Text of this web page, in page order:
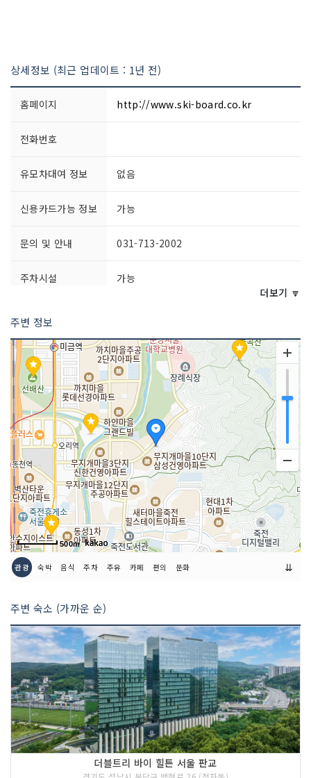
상세정보 (최근 업데이트 : 1년 전)
홈페이지 http://www.ski-board.co.kr
전화번호
유모차대여 정보 없음
신용카드가능 정보 가능
문의 및 안내 031-713-2002
주차시설 가능
r
쉬는날 매주 월요일
이용시간
- 평일 10:00~21:00
- 주말 09:00~18:00 (휴게시간 13:00~1
4:00)
더보기 🔽
주변 정보
500m
관광 숙박 음식 주차 주유 카페 편의 문화 ⇊
주변 숙소 (가까운 순)
더블트리 바이 힐튼 서울 판교